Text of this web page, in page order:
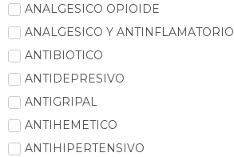
ANALGESICO OPIOIDE
ANALGESICO Y ANTINFLAMATORIO
ANTIBIOTICO
ANTIDEPRESIVO
ANTIGRIPAL
ANTIHEMETICO
ANTIHIPERTENSIVO